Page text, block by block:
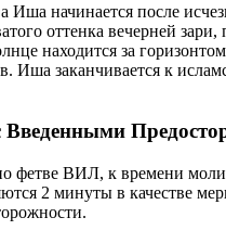
Иша начинается после
оттенка вечерней зари,
находится за
Иша заканчивается к
фетве ВИЛ, к времени
2 минуты в качестве